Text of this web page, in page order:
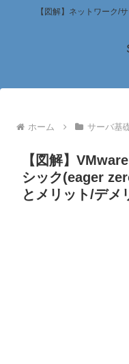
【図解】ネットワーク/
ホーム サーバ基
【図解】
シック(eager
とメリット/デメ